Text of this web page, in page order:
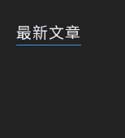
最新文章